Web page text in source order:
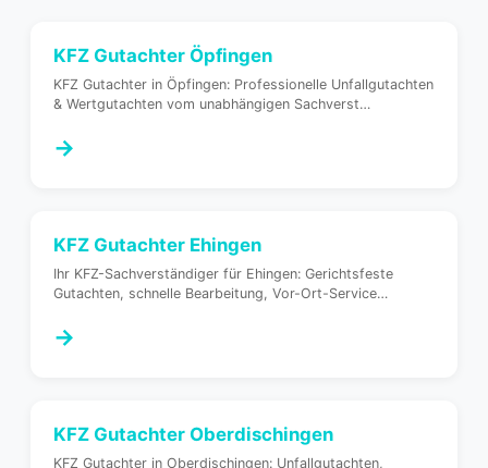
KFZ Gutachter Öpfingen
KFZ Gutachter in Öpfingen: Professionelle Unfallgutachten
& Wertgutachten vom unabhängigen Sachverst…
→
KFZ Gutachter Ehingen
Ihr KFZ-Sachverständiger für Ehingen: Gerichtsfeste
Gutachten, schnelle Bearbeitung, Vor-Ort-Service…
→
KFZ Gutachter Oberdischingen
KFZ Gutachter in Oberdischingen: Unfallgutachten,